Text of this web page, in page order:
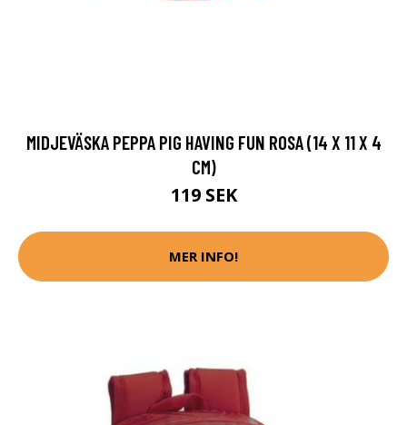
MIDJEVÄSKA PEPPA PIG HAVING FUN ROSA (14 X 11 X 4
CM)
119 SEK
MER INFO!